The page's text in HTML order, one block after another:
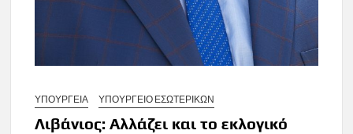
ΥΠΟΥΡΓΕΙΑ ΥΠΟΥΡΓΕΙΟ ΕΣΩΤΕΡΙΚΩΝ
Λιβάνιος: Αλλάζει και το εκλογικό